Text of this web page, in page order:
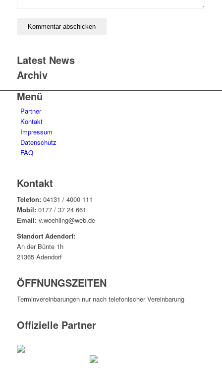
Latest News
Archiv
Menü
Partner
Kontakt
Impressum
Datenschutz
FAQ
Kontakt
Telefon:04131 / 4000 111
Mobil:0177 / 37 24 661
Email:v.woehling@web.de
Standort Adendorf:
An der Bünte 1h
21365 Adendorf
ÖFFNUNGSZEITEN
Terminvereinbarungen nur nach telefonischer Vereinbarung
Offizielle Partner